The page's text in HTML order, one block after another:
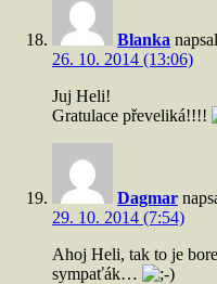
Blanka
26. 10. 2014 (13:06)
Juj Heli!
Gratulace převeliká!!!!
Dagmar
29. 10. 2014 (7:54)
Ahoj Heli, tak to je
sympaťák…